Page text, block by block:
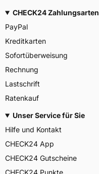
CHECK24 Zahlungsarten
PayPal
Kreditkarten
Sofortüberweisung
Rechnung
Lastschrift
Ratenkauf
Unser Service für Sie
Hilfe und Kontakt
CHECK24 App
CHECK24 Gutscheine
CHECK24 Punkte